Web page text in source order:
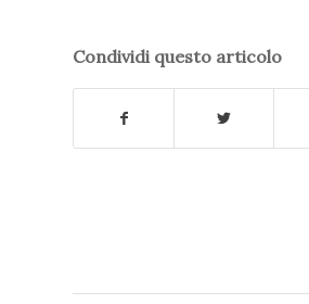
Condividi questo articolo